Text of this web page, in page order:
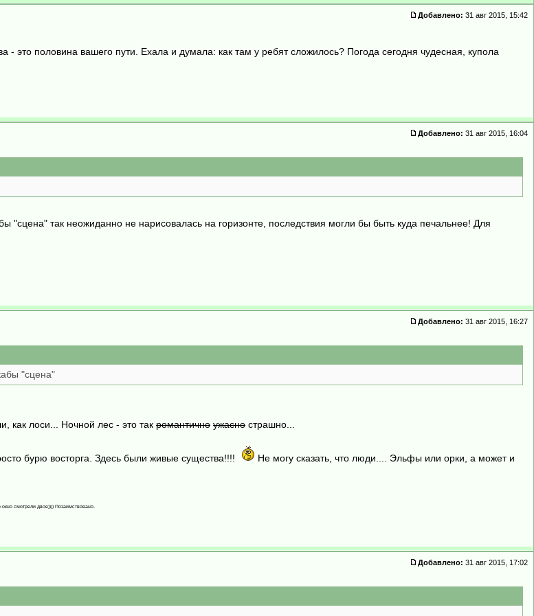
Добавлено: 31 авг 2015, 15:42
- это половина вашего пути. Ехала и думала: как там у ребят сложилось? Погода сегодня чудесная, купола
Добавлено: 31 авг 2015, 16:04
"сцена" так неожиданно не нарисовалась на горизонте, последствия могли бы быть куда печальнее! Для
Добавлено: 31 авг 2015, 16:27
"сцена"
как лоси... Ночной лес - это так романтично ужасно страшно...
бурю восторга. Здесь были живые существа!!!!
Не могу сказать, что люди.... Эльфы или орки, а может и
смотрели двое)))) Позаимствовано.
Добавлено: 31 авг 2015, 17:02